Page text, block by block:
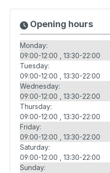
Opening hours
Monday:
09:00-12:00
13:30-22:00
Tuesday:
09:00-12:00
13:30-22:00
Wednesday:
09:00-12:00
13:30-22:00
Thursday:
09:00-12:00
13:30-22:00
Friday:
09:00-12:00
13:30-22:00
Saturday:
09:00-12:00
13:30-22:00
Sunday: